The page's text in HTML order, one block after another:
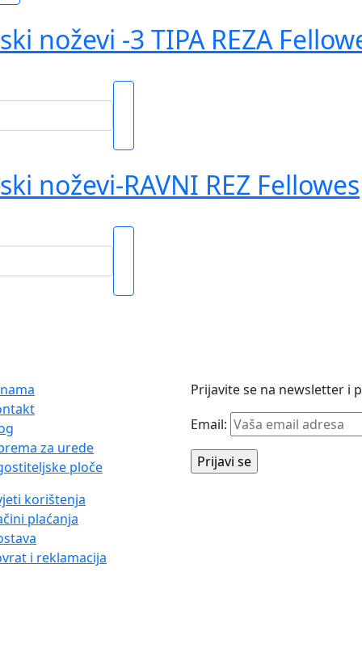
noževi -3 TIPA REZA
noževi-RAVNI REZ Fellowes
za urede
ploče
korištenja
plaćanja
i reklamacija
Prijavite se na newsletter i
Email: